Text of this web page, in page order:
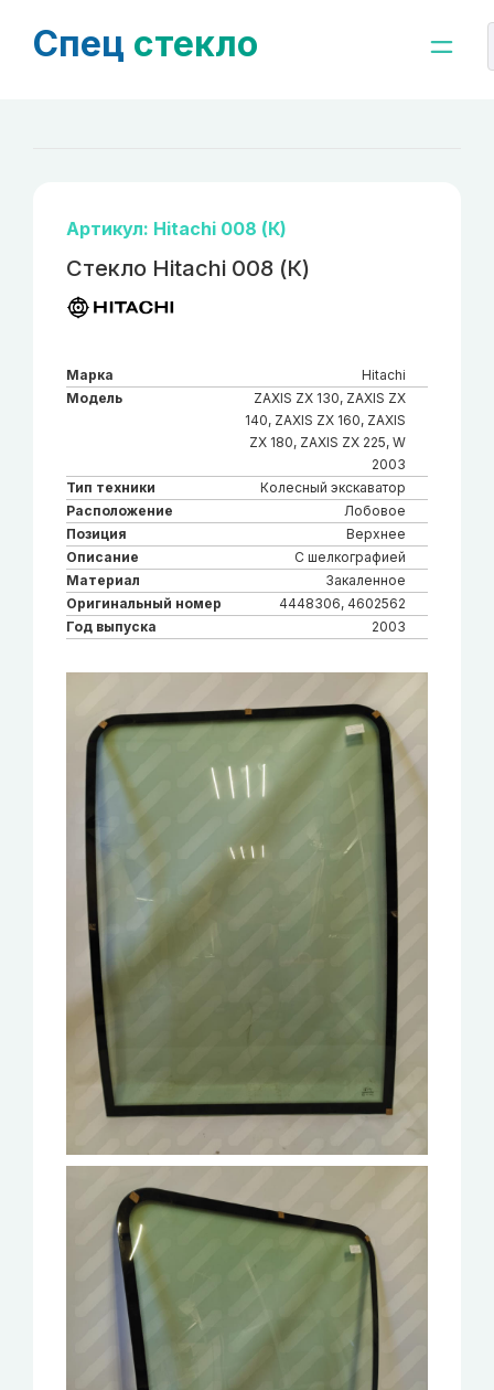
Спец стекло
Артикул: Hitachi 008 (К)
Стекло Hitachi 008 (К)
Марка
Hitachi
Модель
ZAXIS ZX 130, ZAXIS ZX
140, ZAXIS ZX 160, ZAXIS
ZX 180, ZAXIS ZX 225, W
2003
Тип техники
Колесный экскаватор
Расположение
Лобовое
Позиция
Верхнее
Описание
С шелкографией
Материал
Закаленное
Оригинальный номер
4448306, 4602562
Год выпуска
2003